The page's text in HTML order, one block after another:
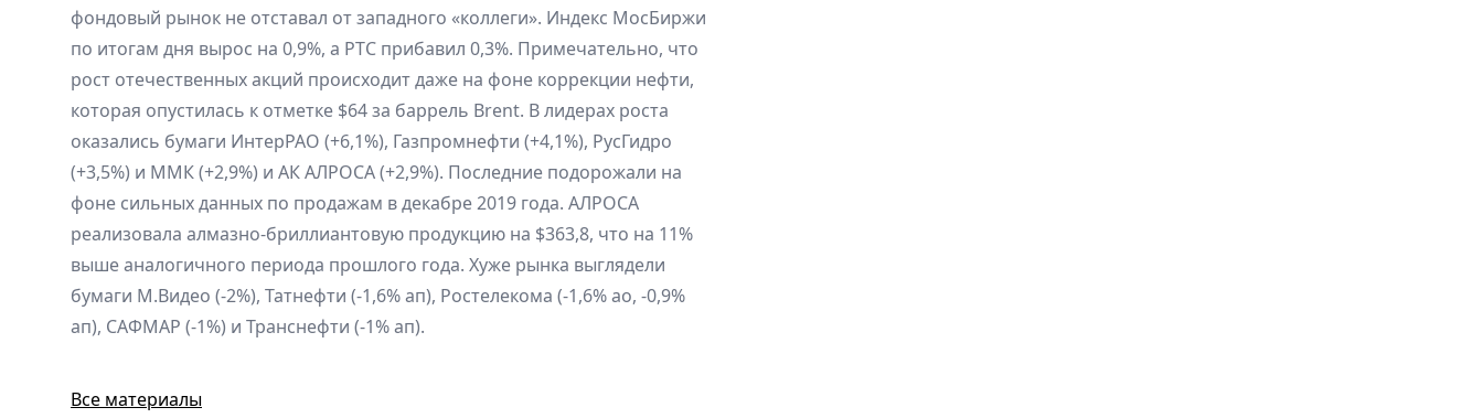
фондовый рынок не отставал от западного «коллеги». Индекс МосБиржи
по итогам дня вырос на 0,9%, а РТС прибавил 0,3%. Примечательно, что
рост отечественных акций происходит даже на фоне коррекции нефти,
которая опустилась к отметке $64 за баррель Brent. В лидерах роста
оказались бумаги ИнтерРАО (+6,1%), Газпромнефти (+4,1%), РусГидро
(+3,5%) и ММК (+2,9%) и АК АЛРОСА (+2,9%). Последние подорожали на
фоне сильных данных по продажам в декабре 2019 года. АЛРОСА
реализовала алмазно-бриллиантовую продукцию на $363,8, что на 11%
выше аналогичного периода прошлого года. Хуже рынка выглядели
бумаги М.Видео (-2%), Татнефти (-1,6% ап), Ростелекома (-1,6% ао, -0,9%
ап), САФМАР (-1%) и Транснефти (-1% ап).
Все материалы